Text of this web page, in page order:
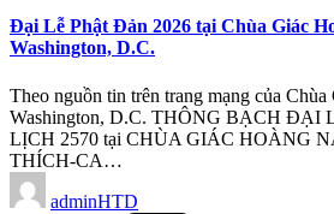
Đại Lễ Phật Đản 2026 tại Chùa Giác
Washington, D.C.
Theo nguồn tin trên trang mạng của
Washington, D.C. THÔNG BẠCH
LỊCH 2570 tại CHÙA GIÁC HOÀNG
THÍCH-CA…
Posted
by
adminHTD